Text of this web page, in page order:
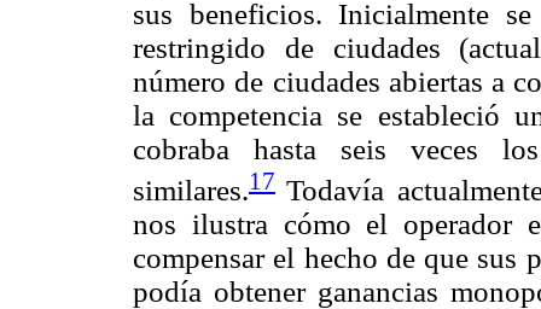
sus beneficios. Inicialmente
restringido de ciudades
número de ciudades abiertas a
la competencia se estableció
cobraba hasta seis veces
similares.17 Todavía
nos ilustra cómo el operador
compensar el hecho de que sus
podía obtener ganancias